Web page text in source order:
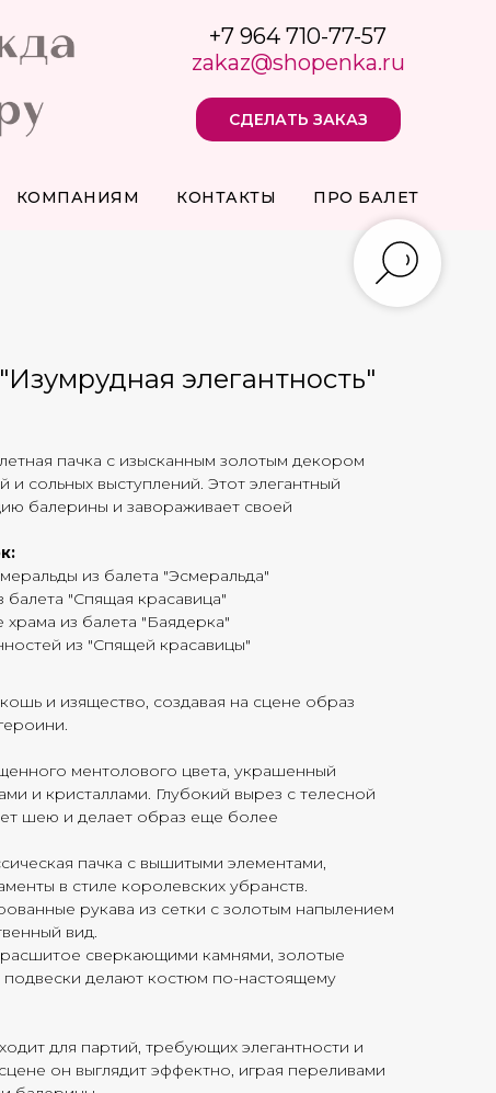
+7 964 710-77-57
zakaz@shopenka.ru
СДЕЛАТЬ ЗАКАЗ
КОМПАНИЯМ КОНТАКТЫ ПРО БАЛЕТ
элегантность"
пачка с изысканным золотым декором
и сольных выступлений. Этот элегантный
балерины и завораживает своей
из балета "Эсмеральда"
балета "Спящая красавица"
из балета "Баядерка"
из "Спящей красавицы"
и изящество, создавая на сцене образ
ментолового цвета, украшенный
и кристаллами. Глубокий вырез с телесной
шею и делает образ еще более
пачка с вышитыми элементами,
в стиле королевских убранств.
рукава из сетки с золотым напылением
вид.
сверкающими камнями, золотые
подвески делают костюм по-настоящему
для партий, требующих элегантности и
он выглядит эффектно, играя переливами